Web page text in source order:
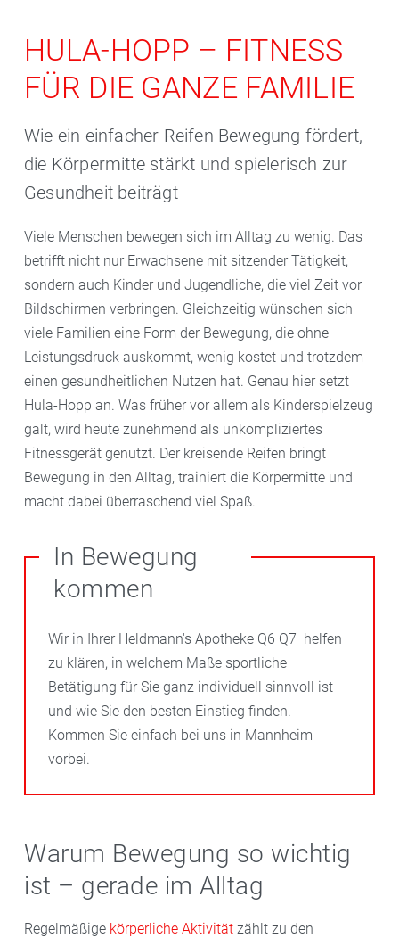
HULA-HOPP – FITNESS
FÜR DIE GANZE FAMILIE
Wie ein einfacher Reifen Bewegung fördert,
die Körpermitte stärkt und spielerisch zur
Gesundheit beiträgt
Viele Menschen bewegen sich im Alltag zu wenig. Das
betrifft nicht nur Erwachsene mit sitzender Tätigkeit,
sondern auch Kinder und Jugendliche, die viel Zeit vor
Bildschirmen verbringen. Gleichzeitig wünschen sich
viele Familien eine Form der Bewegung, die ohne
Leistungsdruck auskommt, wenig kostet und trotzdem
einen gesundheitlichen Nutzen hat. Genau hier setzt
Hula-Hopp an. Was früher vor allem als Kinderspielzeug
galt, wird heute zunehmend als unkompliziertes
Fitnessgerät genutzt. Der kreisende Reifen bringt
Bewegung in den Alltag, trainiert die Körpermitte und
macht dabei überraschend viel Spaß.
In Bewegung
kommen
Wir in Ihrer Heldmann's Apotheke Q6 Q7 helfen
zu klären, in welchem Maße sportliche
Betätigung für Sie ganz individuell sinnvoll ist –
und wie Sie den besten Einstieg finden.
Kommen Sie einfach bei uns in Mannheim
vorbei.
Warum Bewegung so wichtig
ist – gerade im Alltag
Regelmäßige körperliche Aktivität zählt zu den